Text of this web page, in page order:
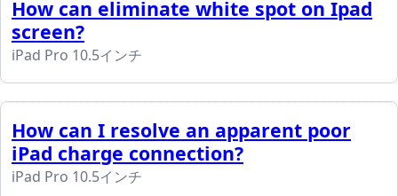
How can eliminate white spot on Ipad
screen?
iPad Pro 10.5インチ
How can I resolve an apparent poor
iPad charge connection?
iPad Pro 10.5インチ